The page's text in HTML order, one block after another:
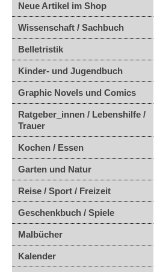
Neue Artikel im Shop
Wissenschaft / Sachbuch
Belletristik
Kinder- und Jugendbuch
Graphic Novels und Comics
Ratgeber_innen / Lebenshilfe /
Trauer
Kochen / Essen
Garten und Natur
Reise / Sport / Freizeit
Geschenkbuch / Spiele
Malbücher
Kalender